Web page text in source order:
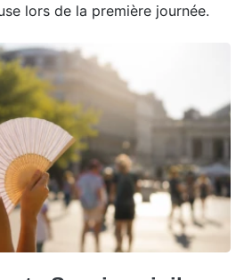
lors de la première journée.